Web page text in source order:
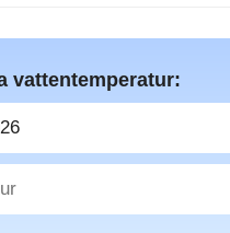
vattentemperatur: